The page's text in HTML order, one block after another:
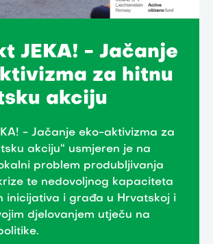
JEKA! - Jačanje
za hitnu
akciju
- Jačanje eko-aktivizma za
akciju“ usmjeren je na
problem produbljivanja
te nedovoljnog kapaciteta
inicijativa i građa u Hrvatskoj i
djelovanjem utječu na